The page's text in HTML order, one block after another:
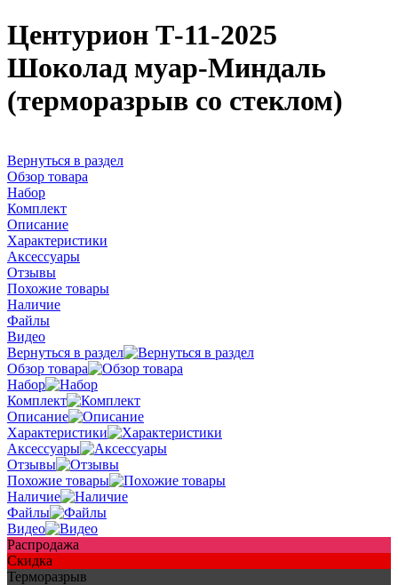
Центурион Т-11-2025
Шоколад муар-Миндаль
(терморазрыв со стеклом)
Вернуться в раздел
Обзор товара
Набор
Комплект
Описание
Характеристики
Аксессуары
Отзывы
Похожие товары
Наличие
Файлы
Видео
Вернуться в раздел
Обзор товара
Набор
Комплект
Описание
Характеристики
Аксессуары
Отзывы
Похожие товары
Наличие
Файлы
Видео
Распродажа
Скидка
Терморазрыв